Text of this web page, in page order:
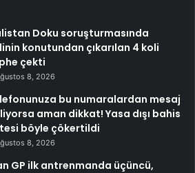
Doku soruşturmasında
konutundan çıkarılan 4 koli
çekti
8, 2026
bu numaralardan mesaj
aman dikkat! Yasa dışı bahis
böyle çökertildi
8, 2026
GP ilk antrenmanda üçüncü,